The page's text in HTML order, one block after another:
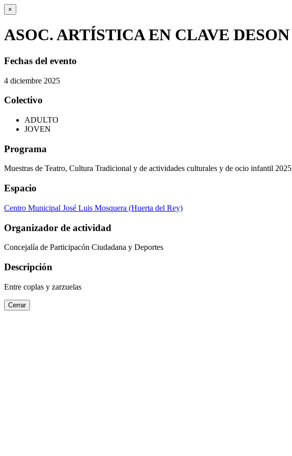
×
ASOC. ARTÍSTICA EN CLAVE DESON
Fechas del evento
4 diciembre 2025
Colectivo
ADULTO
JOVEN
Programa
Muestras de Teatro, Cultura Tradicional y de actividades culturales y de ocio infantil 2025
Espacio
Centro Municipal José Luis Mosquera (Huerta del Rey)
Organizador de actividad
Concejalía de Participacón Ciudadana y Deportes
Descripción
Entre coplas y zarzuelas
Cerrar